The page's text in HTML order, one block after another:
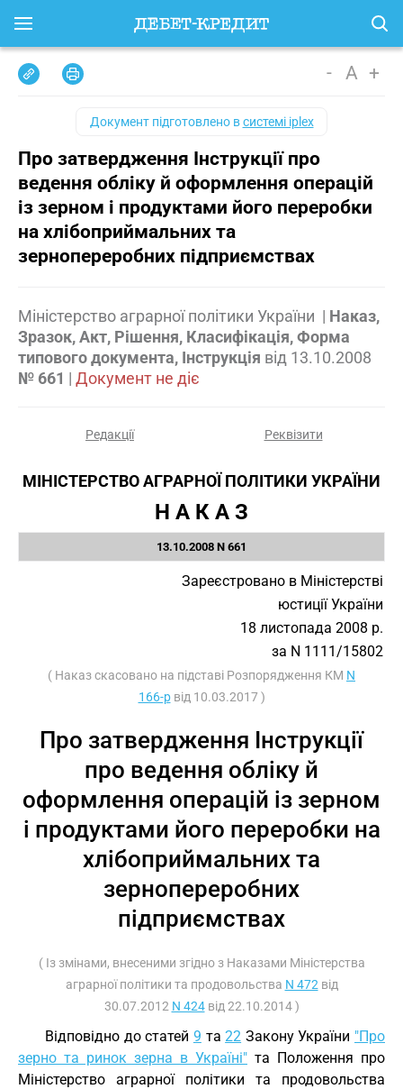
- A +
Документ підготовлено всистемі iplex
Про затвердження Інструкції про
ведення обліку й оформлення операцій
із зерном і продуктами його переробки
на хлібоприймальних та
зернопереробних підприємствах
Міністерство аграрної політики України | Наказ,
Зразок, Акт, Рішення, Класифікація, Форма
типового документа, Інструкція від 13.10.2008
№ 661 | Документ не діє
Редакції Реквізити
МІНІСТЕРСТВО АГРАРНОЇ ПОЛІТИКИ УКРАЇНИ
Н А К А З
13.10.2008 N 661
Зареєстровано в Міністерстві
юстиції України
18 листопада 2008 р.
за N 1111/15802
( Наказ скасовано на підставі Розпорядження КМ N
166-рвід 10.03.2017 )
Про затвердження Інструкції
про ведення обліку й
оформлення операцій із зерном
і продуктами його переробки на
хлібоприймальних та
зернопереробних
підприємствах
( Із змінами, внесеними згідно з Наказами Міністерства
аграрної політики та продовольства N 472 від
30.07.2012 N 424від 22.10.2014 )
Відповідно до статей 9 та22 Закону України "Про
зерно та ринок зерна в Україні" та Положення про
Міністерство аграрної політики та продовольства